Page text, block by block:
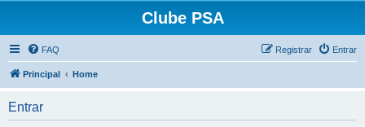
Clube PSA
FAQ Entrar
Registrar
Principal Home
Entrar